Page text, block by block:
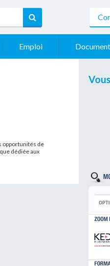
Emploi
opportunités de
dédiée aux